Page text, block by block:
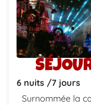
6 nuits /7 jours
Surnommée la